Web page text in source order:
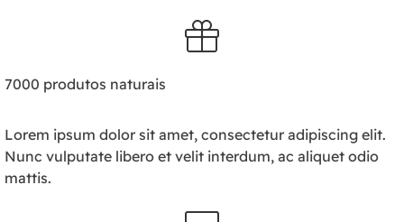
7000 produtos naturais
Lorem ipsum dolor sit amet, consectetur adipiscing elit.
Nunc vulputate libero et velit interdum, ac aliquet odio
mattis.